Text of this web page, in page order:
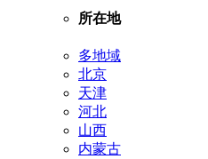
所在地
多地域
北京
天津
河北
山西
内蒙古